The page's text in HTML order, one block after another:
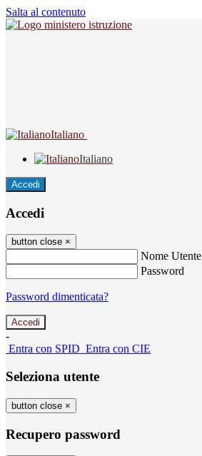
Salta al contenuto
Italiano
Italiano
Accedi
Accedi
button close ×
Nome Utente
Password
Password dimenticata?
-
Entra con SPID Entra con CIE
Seleziona utente
button close ×
Recupero password